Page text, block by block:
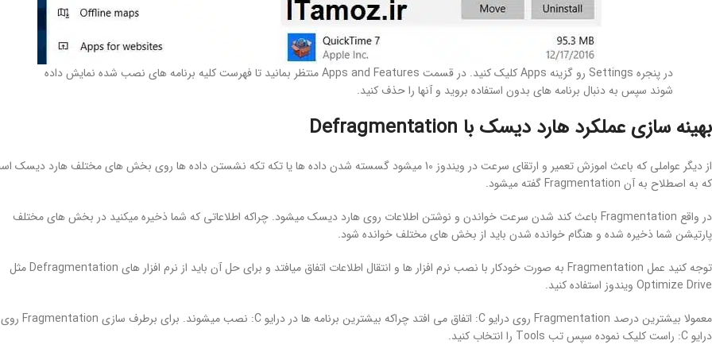
در پنجره Settings رو گزینه Apps کلیک کنید. در قسمت Apps and Features منتظر بمانید تا فهرست کلیه برنامه های نصب شده نمایش داده
شوند سپس به دنبال برنامه های بدون استفاده بروید و آنها را حذف کنید.
بهینه سازی عملکرد هارد دیسک با Defragmentation
از دیگر عواملی که باعث اموزش تعمیر و ارتقای سرعت در ویندوز 10 میشود گسسته شدن داده ها یا تکه تکه نشستن داده ها روی بخش های مختلف هارد
که به اصطلاح به آن Fragmentation گفته میشود.
در واقع Fragmentation باعث کند شدن سرعت خواندن و نوشتن اطلاعات روی هارد دیسک میشود. چراکه اطلاعاتی که شما ذخیره میکنید در بخش های مختلف
پارتیشن شما ذخیره شده و هنگام خوانده شدن باید از بخش های مختلف خوانده شود.
توجه کنید عمل Fragmentation به صورت خودکار با نصب نرم افزار ها و انتقال اطلاعات اتفاق میافتد و برای حل آن باید از نرم افزار های Defragmentation مثل
Optimize Drive ویندوز استفاده کنید.
معمولا بیشترین درصد Fragmentation روی درایو C: اتفاق می افتد چراکه بیشترین برنامه ها در درایو C: نصب میشوند. برای برطرف سازی Fragmentation روی
درایو C: راست کلیک نموده سپس تب Tools را انتخاب کنید.